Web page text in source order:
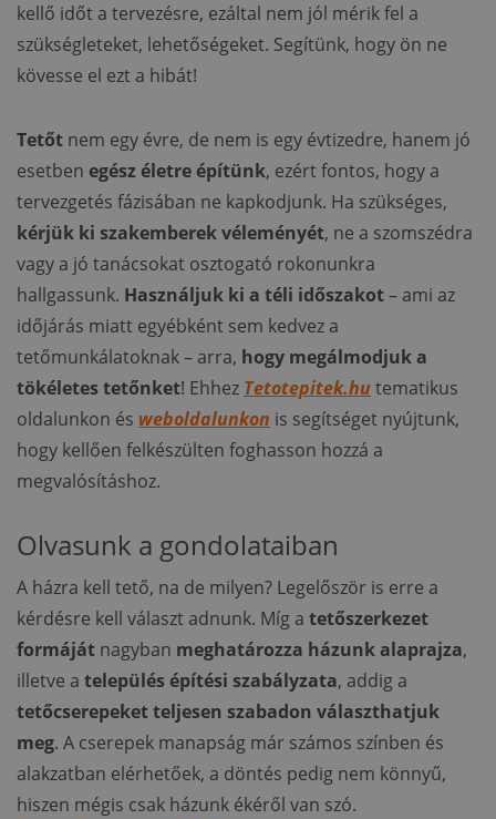
kellő időt a tervezésre, ezáltal nem jól mérik fel a
szükségleteket, lehetőségeket. Segítünk, hogy ön ne
kövesse el ezt a hibát!
Tetőt nem egy évre, de nem is egy évtizedre, hanem jó
esetben egész életre építünk, ezért fontos, hogy a
tervezgetés fázisában ne kapkodjunk. Ha szükséges,
kérjük ki szakemberek véleményét, ne a szomszédra
vagy a jó tanácsokat osztogató rokonunkra
hallgassunk. Használjuk ki a téli időszakot– ami az
időjárás miatt egyébként sem kedvez a
tetőmunkálatoknak – arra, hogy megálmodjuk a
tökéletes tetőnket! Ehhez Tetotepitek.hutematikus
oldalunkon és weboldalunkon is segítséget nyújtunk,
hogy kellően felkészülten foghasson hozzá a
megvalósításhoz.
Olvasunk a gondolataiban
A házra kell tető, na de milyen? Legelőször is erre a
kérdésre kell választ adnunk. Míg a tetőszerkezet
formáját nagyban meghatározza házunk alaprajza,
illetve a településépítési szabályzata, addig a
tetőcserepeket teljesen szabadon választhatjuk
meg. A cserepek manapság már számos színben és
alakzatban elérhetőek, a döntés pedig nem könnyű,
hiszen mégis csak házunk ékéről van szó.